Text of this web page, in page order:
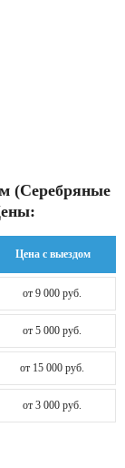
(Серебряные
Цена с выездом
от 9 000 руб.
от 5 000 руб.
от 15 000 руб.
от 3 000 руб.